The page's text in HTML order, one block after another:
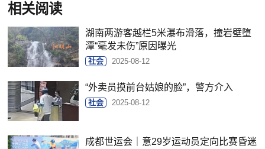
相关阅读
湖南两游客越栏5米瀑布滑落，撞岩壁堕
潭“毫发未伤”原因曝光
社会 2025-08-12
“外卖员摸前台姑娘的脸”，警方介入
社会 2025-08-12
成都世运会｜意29岁运动员定向比赛昏迷